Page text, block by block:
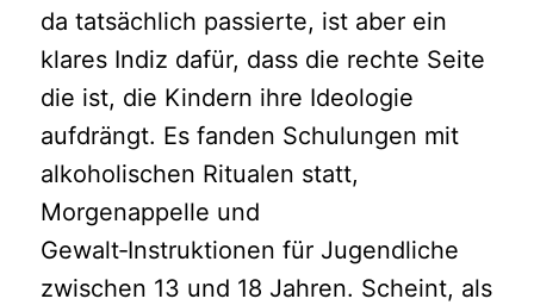
da tatsächlich passierte, ist aber ein
klares Indiz dafür, dass die rechte Seite
die ist, die Kindern ihre Ideologie
aufdrängt. Es fanden Schulungen mit
alkoholischen Ritualen statt,
Morgenappelle und
Gewalt‑Instruktionen für Jugendliche
zwischen 13 und 18 Jahren. Scheint, als